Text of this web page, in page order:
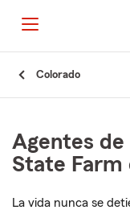
Colorado
Agentes de
State Farm
La vida nunca se